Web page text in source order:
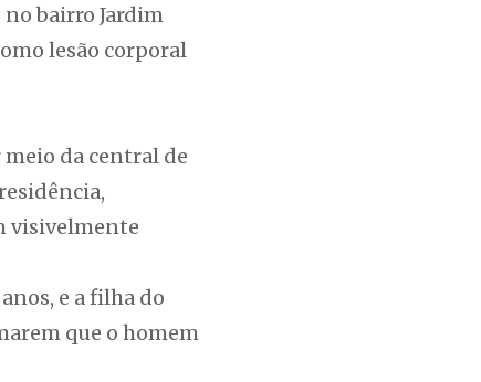
bairro Jardim
lesão corporal
da central de
visivelmente
e a filha do
que o homem